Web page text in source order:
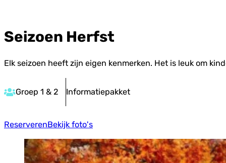
Seizoen Herfst
Elk seizoen heeft zijn eigen kenmerken. Het is leuk om
Groep 1 & 2 Informatiepakket
ReserverenBekijk foto's